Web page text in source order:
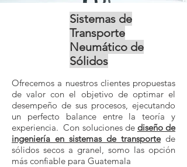
Sistemas de
Transporte
Neumático de
Sólidos
Ofrecemos a nuestros clientes propuestas
de valor con el objetivo de optimar el
desempeño de sus procesos, ejecutando
un perfecto balance entre la teoría y
experiencia. Con soluciones de diseño de
ingeniería en sistemas de transportede
sólidos secos a granel, somo las opción
más confiable para Guatemala